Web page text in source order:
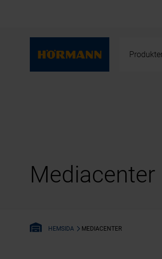
Mediacenter
HEMSIDA MEDIACENTER